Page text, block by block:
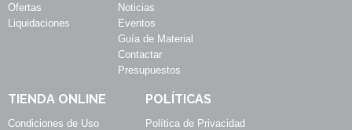
Ofertas
Liquidaciones
Noticias
Eventos
Guía de Material
Contactar
Presupuestos
TIENDA ONLINE
Condiciones de Uso
POLÍTICAS
Política de Privacidad